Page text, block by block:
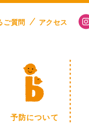
ご質問 アクセス
予防について